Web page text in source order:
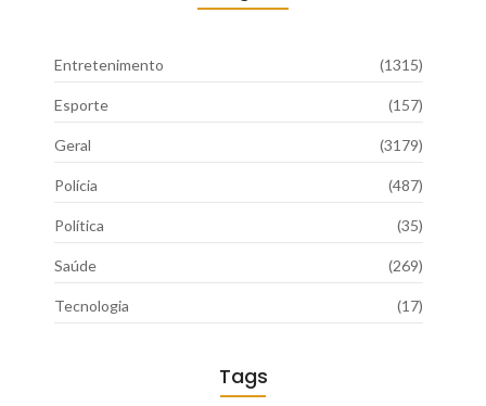
Entretenimento (1315)
Esporte (157)
Geral (3179)
Polícia (487)
Política (35)
Saúde (269)
Tecnologia (17)
Tags